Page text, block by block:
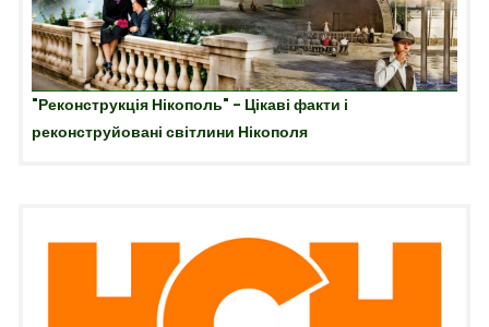
"Реконструкція Нікополь" - Цікаві факти і
реконструйовані світлини Нікополя